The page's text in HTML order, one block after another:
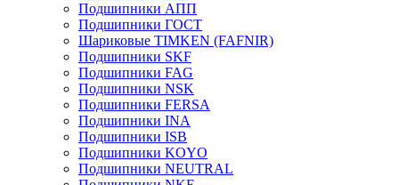
Подшипники АПП
Подшипники ГОСТ
Шариковые ТІMKEN (FAFNIR)
Подшипники SKF
Подшипники FAG
Подшипники NSK
Подшипники FERSA
Подшипники INA
Подшипники ISB
Подшипники KOYO
Подшипники NEUTRAL